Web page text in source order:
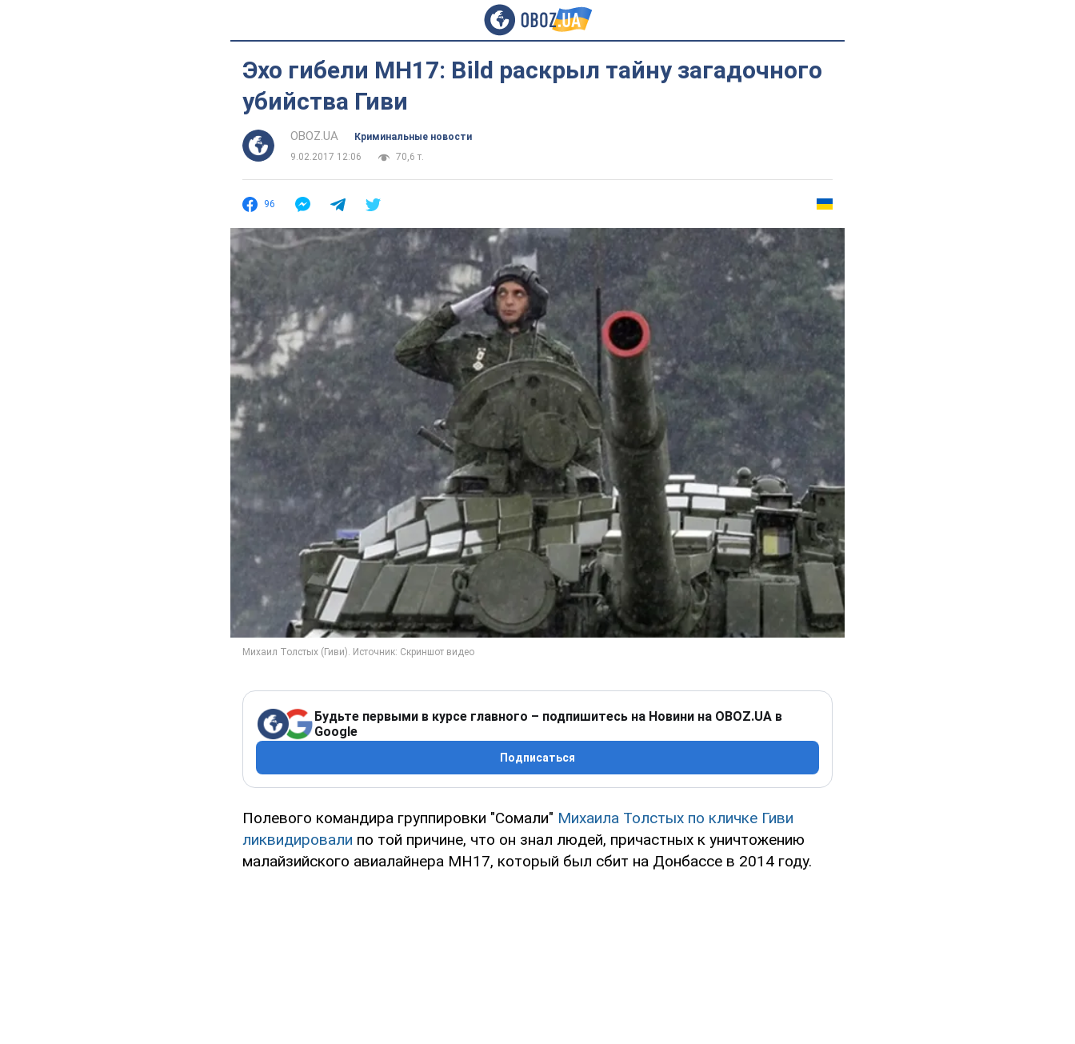
Эхо гибели МН17: Bild раскрыл тайну загадочного
убийства Гиви
OBOZ.UA
Криминальные новости
9.02.2017 12:06
70,6 т.
96
Будьте первыми в курсе главного – подпишитесь на Новини на OBOZ.UA в
Google
Подписаться
Полевого командира группировки "Сомали" Михаила Толстых по кличке Гиви
ликвидировали по той причине, что он знал людей, причастных к уничтожению
малайзийского авиалайнера МН17, который был сбит на Донбассе в 2014 году.